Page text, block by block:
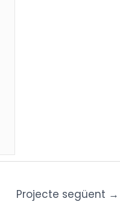
Projecte següent →